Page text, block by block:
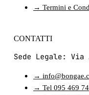
→ Termini e
CONTATTI
Sede Legale:
→
→ Tel 095 469